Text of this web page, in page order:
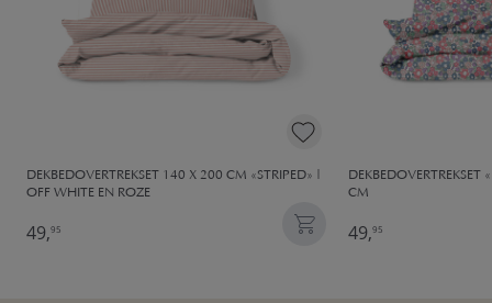
DEKBEDOVERTREKSET 140 X 200 CM «STRIPED» |
OFF WHITE EN ROZE
49,95
CM
49,95